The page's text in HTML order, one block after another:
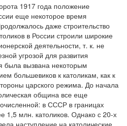
1917 года положение
еще некоторое время
даже строительство
в России строили широкие
деятельности, т. к. не
угрозой для развития
была вызвана некоторым
большевиков к католикам, как к
царского режима. До начала
община все еще
в СССР в границах
1,5 млн. католиков. Однако с 20-х
наступление на католические